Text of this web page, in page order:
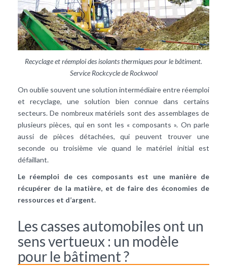
Recyclage et réemploi des isolants thermiques pour le bâtiment.
Service Rockcycle de Rockwool
On oublie souvent une solution intermédiaire entre réemploi
et recyclage, une solution bien connue dans certains
secteurs. De nombreux matériels sont des assemblages de
plusieurs pièces, qui en sont les « composants ». On parle
aussi de pièces détachées, qui peuvent trouver une
seconde ou troisième vie quand le matériel initial est
défaillant.
Le réemploi de ces composants est une manière de
récupérer de la matière, et de faire des économies de
ressources et d’argent.
Les casses automobiles ont un
sens vertueux : un modèle
pour le bâtiment ?